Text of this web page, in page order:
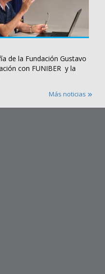
de la Fundación Gustavo
con FUNIBER y la
Más noticias